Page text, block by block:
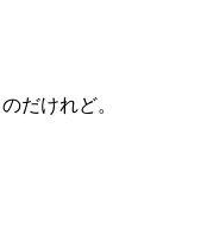
だけれど。